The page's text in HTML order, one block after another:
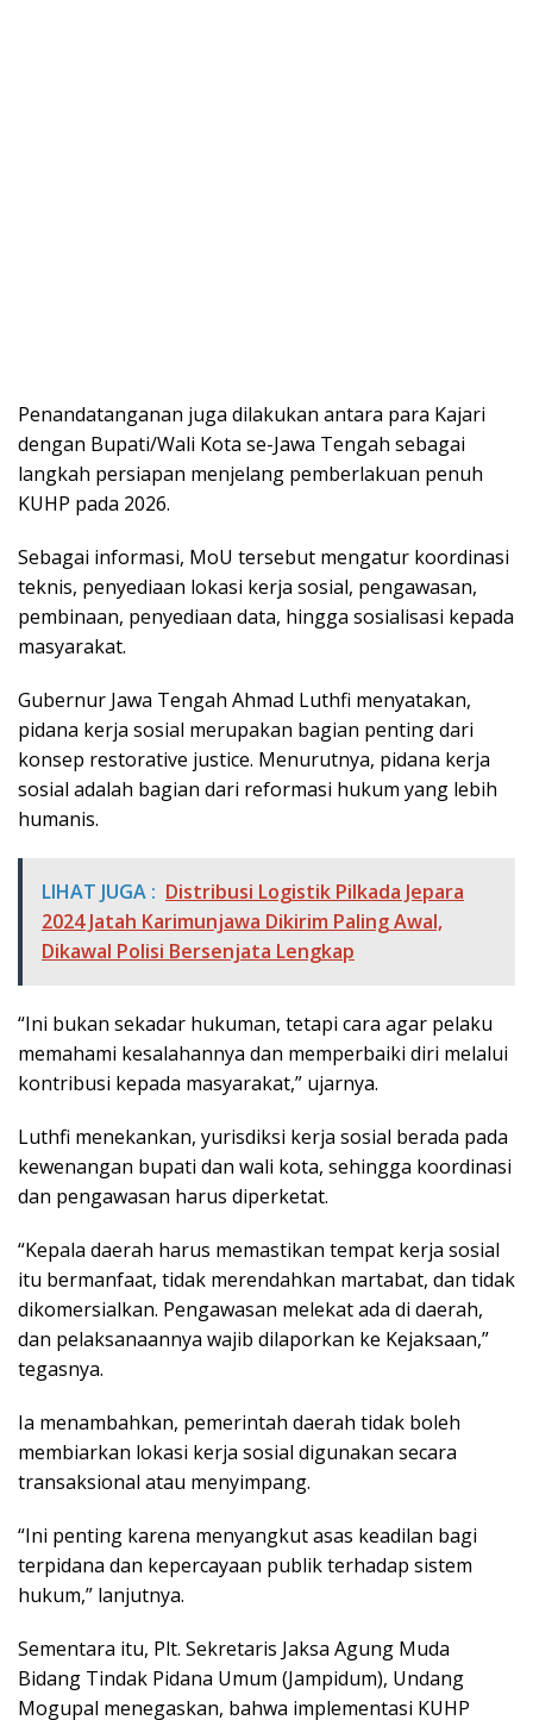
Penandatanganan juga dilakukan antara para Kajari
dengan Bupati/Wali Kota se-Jawa Tengah sebagai
langkah persiapan menjelang pemberlakuan penuh
KUHP pada 2026.
Sebagai informasi, MoU tersebut mengatur koordinasi
teknis, penyediaan lokasi kerja sosial, pengawasan,
pembinaan, penyediaan data, hingga sosialisasi kepada
masyarakat.
Gubernur Jawa Tengah Ahmad Luthfi menyatakan,
pidana kerja sosial merupakan bagian penting dari
konsep restorative justice. Menurutnya, pidana kerja
sosial adalah bagian dari reformasi hukum yang lebih
humanis.
LIHAT JUGA : Distribusi Logistik Pilkada Jepara
2024 Jatah Karimunjawa Dikirim Paling Awal,
Dikawal Polisi Bersenjata Lengkap
“Ini bukan sekadar hukuman, tetapi cara agar pelaku
memahami kesalahannya dan memperbaiki diri melalui
kontribusi kepada masyarakat,” ujarnya.
Luthfi menekankan, yurisdiksi kerja sosial berada pada
kewenangan bupati dan wali kota, sehingga koordinasi
dan pengawasan harus diperketat.
“Kepala daerah harus memastikan tempat kerja sosial
itu bermanfaat, tidak merendahkan martabat, dan tidak
dikomersialkan. Pengawasan melekat ada di daerah,
dan pelaksanaannya wajib dilaporkan ke Kejaksaan,”
tegasnya.
Ia menambahkan, pemerintah daerah tidak boleh
membiarkan lokasi kerja sosial digunakan secara
transaksional atau menyimpang.
“Ini penting karena menyangkut asas keadilan bagi
terpidana dan kepercayaan publik terhadap sistem
hukum,” lanjutnya.
Sementara itu, Plt. Sekretaris Jaksa Agung Muda
Bidang Tindak Pidana Umum (Jampidum), Undang
Mogupal menegaskan, bahwa implementasi KUHP